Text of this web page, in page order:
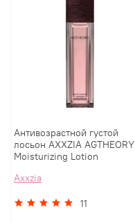
Антивозрастной густой
лосьон AXXZIA AGTHEORY
Moisturizing Lotion
Axxzia
11